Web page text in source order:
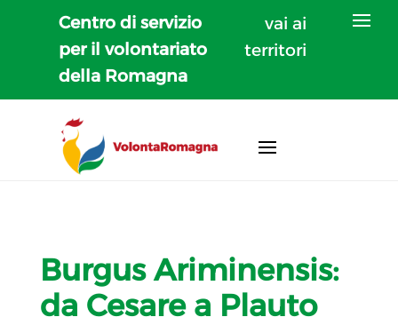
Centro di servizio
per il volontariato
della Romagna
vai ai
territori
Burgus Ariminensis:
da Cesare a Plauto